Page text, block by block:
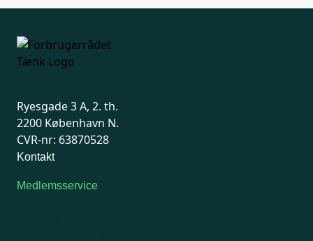
Ryesgade 3 A, 2. th.
2200 København N.
CVR-nr: 63870528
Kontakt
Medlemsservice